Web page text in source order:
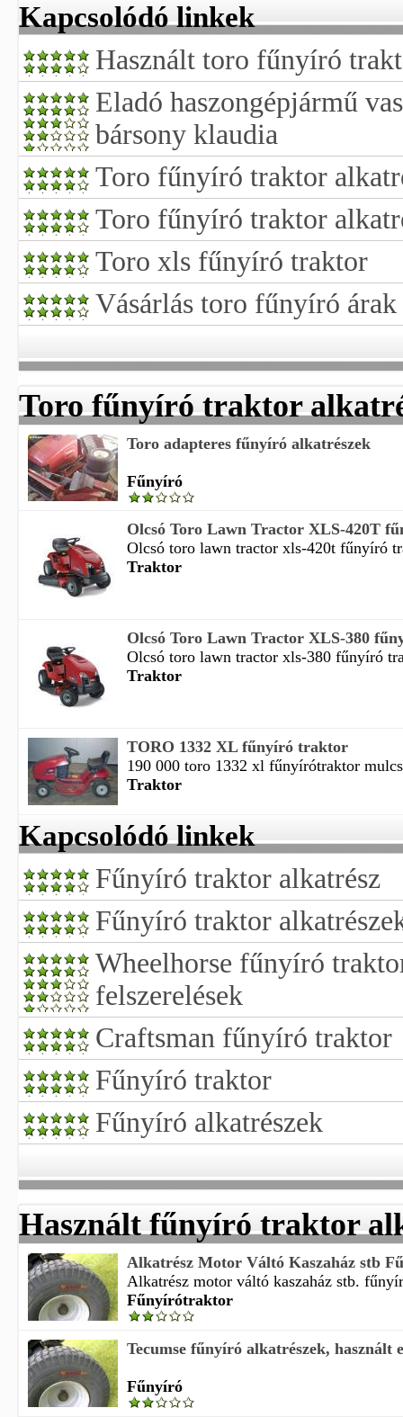
Kapcsolódó linkek
Használt toro fűnyíró
Eladó haszongépjármű
bársony klaudia
Toro fűnyíró traktor
Toro fűnyíró traktor
Toro xls fűnyíró traktor
Vásárlás toro fűnyíró árak
Toro fűnyíró traktor
Toro adapteres fűnyíró alkatrészek
Fűnyíró
Olcsó Toro Lawn Tractor XLS-420T
Olcsó toro lawn tractor xls-420t fűnyíró
Traktor
Olcsó Toro Lawn Tractor XLS-380
Olcsó toro lawn tractor xls-380 fűnyíró
Traktor
TORO 1332 XL fűnyíró traktor
190 000 toro 1332 xl fűnyírótraktor
Traktor
Kapcsolódó linkek
Fűnyíró traktor alkatrész
Fűnyíró traktor
Wheelhorse fűnyíró
felszerelések
Craftsman fűnyíró traktor
Fűnyíró traktor
Fűnyíró alkatrészek
Használt fűnyíró traktor
Alkatrész Motor Váltó Kaszaház stb
Alkatrész motor váltó kaszaház stb.
Fűnyírótraktor
Tecumse fűnyíró alkatrészek, használt
Fűnyíró